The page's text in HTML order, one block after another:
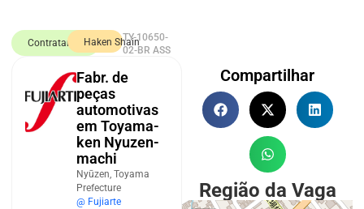
Contratando Haken ShainTY-10650-
02-BR ASS
Fabr. de
peças
automotivas
em Toyama-
ken Nyuzen-
machi
Nyūzen, Toyama
Prefecture
@ Fujiarte
Compartilhar
Região da Vaga